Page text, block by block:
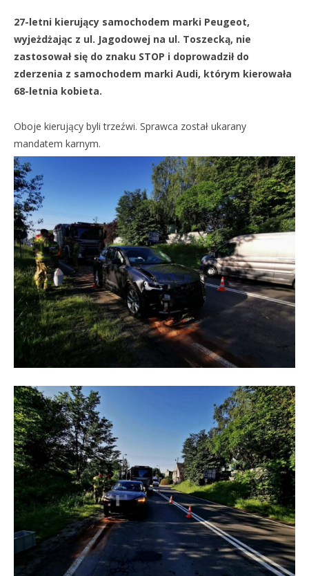
27-letni kierujący samochodem marki Peugeot,
wyjeżdżając z ul. Jagodowej na ul. Toszecką, nie
zastosował się do znaku STOP i doprowadził do
zderzenia z samochodem marki Audi, którym kierowała
68-letnia kobieta.
Oboje kierujący byli trzeźwi. Sprawca został ukarany
mandatem karnym.